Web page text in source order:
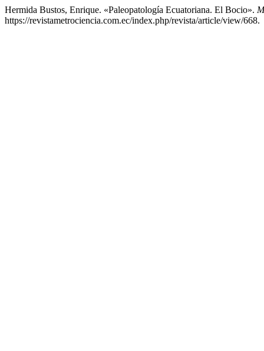
Hermida Bustos, Enrique. «Paleopatología Ecuatoriana. El Bocio».
https://revistametrociencia.com.ec/index.php/revista/article/view/668.